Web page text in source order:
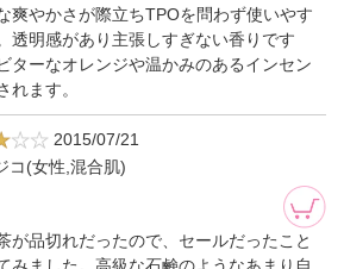
爽やかさが際立ちTPOを問わず使いやす
透明感があり主張しすぎない香りです
ターなオレンジや温かみのあるインセン
れます。
2015/07/21
コ(女性,混合肌)
が品切れだったので、セールだったこと